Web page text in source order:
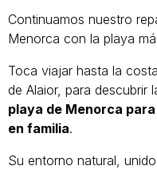
Continuamos nuestro
Menorca con la playa
Toca viajar hasta la
de Alaior, para descubrir
playa de Menorca
en familia.
Su entorno natural,